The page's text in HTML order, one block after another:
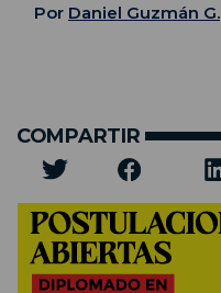
Por Daniel Guzmán G.
COMPARTIR